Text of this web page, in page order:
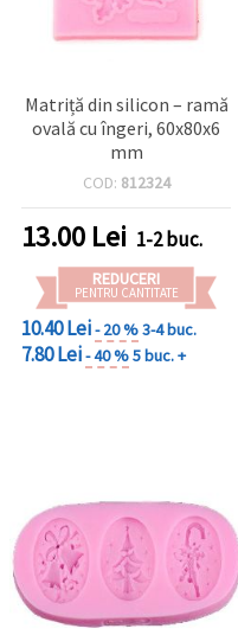
Matriță din silicon – ramă
ovală cu îngeri, 60x80x6
mm
COD: 812324
13.00 Lei 1-2 buc.
REDUCERI
PENTRU CANTITATE
10.40 Lei- 20 %3-4 buc.
7.80 Lei- 40 %5 buc. +